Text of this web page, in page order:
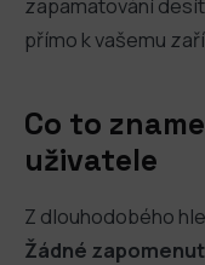
přímo k vašemu
Co to
uživatele
Z dlouhodobého
Žádné